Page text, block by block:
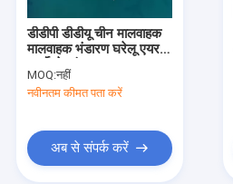
डीडीपी डीडीयू चीन मालवाहक
मालवाहक भंडारण घरेलू एयर
MOQ:नहीं
नवीनतम कीमत पता करें
अब से संपर्क करें